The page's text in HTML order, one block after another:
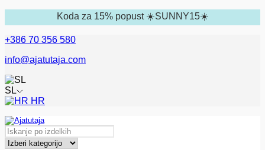
Koda za 15% popust ☀️SUNNY15☀️
+386 70 356 580
info@ajatutaja.com
SL
HR